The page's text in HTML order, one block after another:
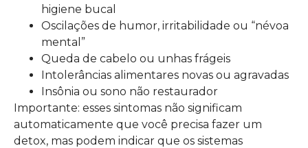
higiene bucal
Oscilações de humor, irritabilidade ou “névoa
mental”
Queda de cabelo ou unhas frágeis
Intolerâncias alimentares novas ou agravadas
Insônia ou sono não restaurador
Importante: esses sintomas não significam
automaticamente que você precisa fazer um
detox, mas podem indicar que os sistemas